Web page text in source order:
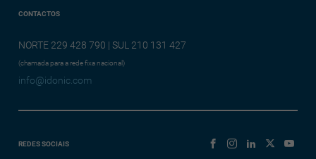
CONTACTOS
NORTE 229 428 790 | SUL 210 131 427
(chamada para a rede fixa nacional)
info@idonic.com
REDES SOCIAIS